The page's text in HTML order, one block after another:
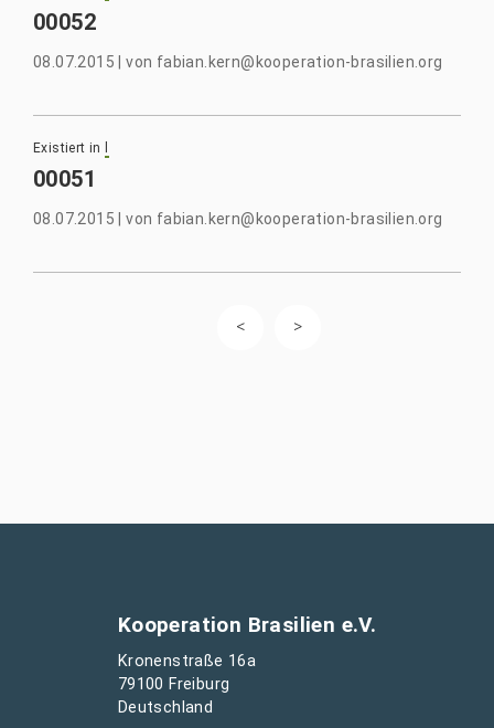
00052
08.07.2015|von fabian.kern@kooperation-brasilien.org
Existiert in
00051
08.07.2015|von fabian.kern@kooperation-brasilien.org
Kooperation Brasilien e.V.
Kronenstraße 16a
79100 Freiburg
Deutschland